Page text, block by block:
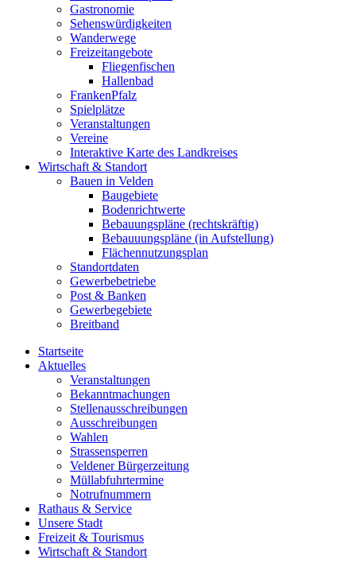
Gastronomie
Sehenswürdigkeiten
Wanderwege
Freizeitangebote
Fliegenfischen
Hallenbad
FrankenPfalz
Spielplätze
Veranstaltungen
Vereine
Interaktive Karte des Landkreises
Wirtschaft & Standort
Bauen in Velden
Baugebiete
Bodenrichtwerte
Bebauungspläne (rechtskräftig)
Bebauuungspläne (in Aufstellung)
Flächennutzungsplan
Standortdaten
Gewerbebetriebe
Post & Banken
Gewerbegebiete
Breitband
Startseite
Aktuelles
Veranstaltungen
Bekanntmachungen
Stellenausschreibungen
Ausschreibungen
Wahlen
Strassensperren
Veldener Bürgerzeitung
Müllabfuhrtermine
Notrufnummern
Rathaus & Service
Unsere Stadt
Freizeit & Tourismus
Wirtschaft & Standort